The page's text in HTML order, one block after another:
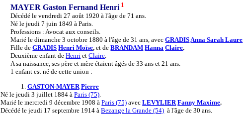
MAYER Gaston Fernand Henri 1
Décédé le vendredi 27 août 1920 à l'âge de 71 ans.
Né le jeudi 7 juin 1849 à Paris.
Professions : Avocat aux conseils.
Marié le dimanche 3 octobre 1880 à l'âge de 31 ans, avecGRADISAnna Sarah Laure
Fille deGRADIS Henri Moïse,et deBRANDAM Hanna Claire.
Deuxième enfant deHenri etClaire.
A sa naissance, ses père et mère étaient âgés de 33 ans et 21 ans.
1 enfant est né de cette union :
1. GASTON-MAYER Pierre
Né le jeudi 3 juillet 1884 àParis (75)
Marié le mercredi 9 décembre 1908 àParis (75) avecLEVYLIER Fanny Maxime.
Décédé le jeudi 17 septembre 1914 àBezange la Grande (54) à l'âge de 30 ans.